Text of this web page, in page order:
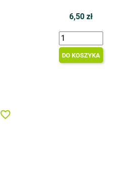
6,50 zł
DO KOSZYKA
favorite_border